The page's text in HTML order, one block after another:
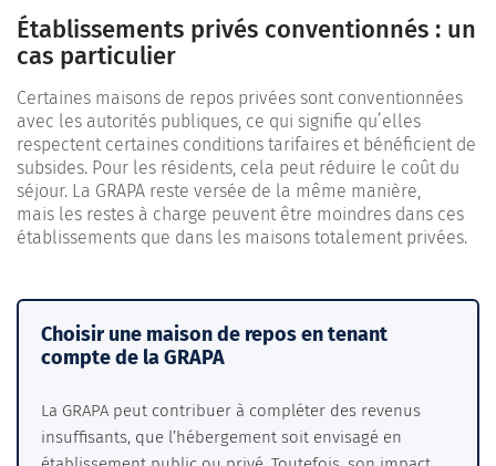
Établissements privés conventionnés : un
cas particulier
Certaines maisons de repos privées sont conventionnées
avec les autorités publiques, ce qui signifie qu’elles
respectent certaines conditions tarifaires et bénéficient de
subsides. Pour les résidents, cela peut réduire le coût du
séjour. La GRAPA reste versée de la même manière,
mais les restes à charge peuvent être moindres dans ces
établissements que dans les maisons totalement privées.
Choisir une maison de repos en tenant
compte de la GRAPA
La GRAPA peut contribuer à compléter des revenus
insuffisants, que l’hébergement soit envisagé en